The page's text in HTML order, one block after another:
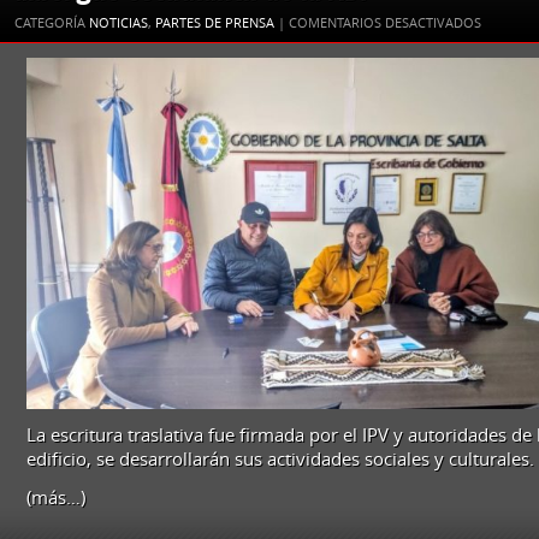
CATEGORÍA NOTICIAS, PARTES DE PRENSA | COMENTARIOS DESACTIVADOSEN
SE
DE
UN
PARA
NUEVO
DE
ADP
La escritura traslativa fue firmada por el IPV y autoridades de
edificio, se desarrollarán sus actividades sociales y culturales.
(más…)